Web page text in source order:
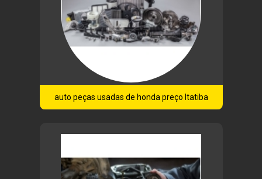
auto peças usadas de honda preço Itatiba